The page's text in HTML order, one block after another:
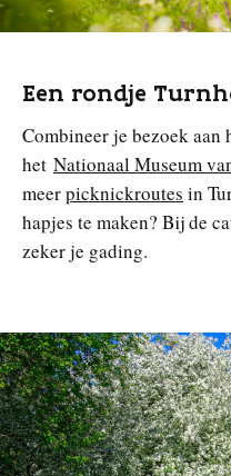
Een rondje
Combineer je bezoek aan
het Nationaal Museum
meerpicknickroutes in
hapjes te maken? Bij de
zeker je gading.